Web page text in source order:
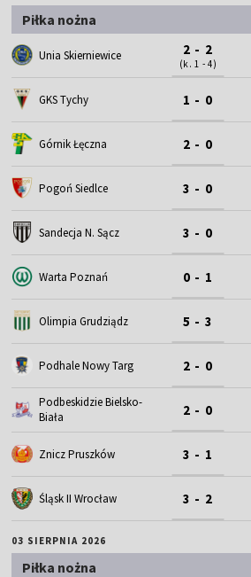
Piłka nożna
Unia Skierniewice 2 - 2
(k. 1 - 4)
GKS Tychy 1 - 0
Górnik Łęczna 2 - 0
Pogoń Siedlce 3 - 0
Sandecja N. Sącz 3 - 0
Warta Poznań 0 - 1
Olimpia Grudziądz 5 - 3
Podhale Nowy Targ 2 - 0
Podbeskidzie Bielsko-
Biała
2 - 0
Znicz Pruszków 3 - 1
Śląsk II Wrocław 3 - 2
03 SIERPNIA 2026
Piłka nożna